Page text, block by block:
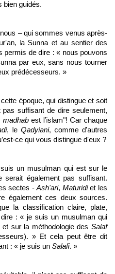
bien guidés.
– qui sommes venus après-
la Sunna et au sentier des
permis de dire : « nous pouvons
par eux, sans nous tourner
prédécesseurs. »
époque, qui distingue et soit
suffisant de dire seulement,
madhabest l’islam"! Car chaque
, le Qadyiani, comme d'autres
ce qui vous distingue d'eux ?
un musulman qui est sur le
également pas suffisant.
sectes -Ash'ari, Maturidiet les
également ces deux sources.
la classification claire, plate,
: « je suis un musulman qui
sur la méthodologie des Salaf
» Et cela peut être dit
: « je suis un Salafi. »